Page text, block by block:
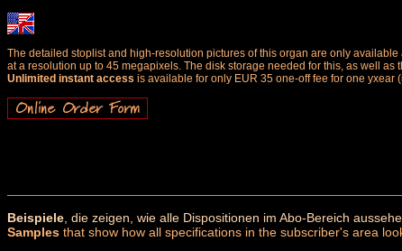
The detailed stoplist and high-resolution pictures of this organ are only
at a resolution up to 45 megapixels. The disk storage needed for this, as well
Unlimited instant access is available for only EUR 35 one-off fee for one
Beispiele , die zeigen, wie alle Dispositionen im Abo-Bereich
Samples that show how all specifications in the subscriber's area